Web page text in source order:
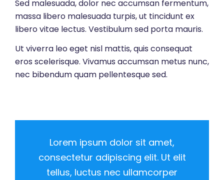
Sed malesuada, dolor nec accumsan fermentum,
massa libero malesuada turpis, ut tincidunt ex
libero vitae lectus. Vestibulum sed porta mauris.
Ut viverra leo eget nisl mattis, quis consequat
eros scelerisque. Vivamus accumsan metus nunc,
nec bibendum quam pellentesque sed.
Lorem ipsum dolor sit amet,
consectetur adipiscing elit. Ut elit
tellus, luctus nec ullamcorper